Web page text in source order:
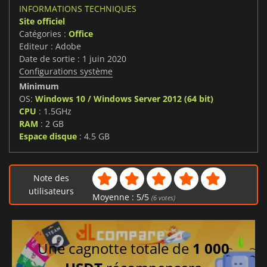
INFORMATIONS TECHNIQUES
Site officiel
Catégories : Office
Editeur : Adobe
Date de sortie : 1 juin 2020
Configurations système
Minimum
OS: Windows 10 / Windows Server 2012 (64 bit)
CPU : 1.5GHz
RAM : 2 GB
Espace disque : 4.5 GB
Note des
utilisateurs
Moyenne : 5/5 (6votes)
Une cagnotte totale de 1 000